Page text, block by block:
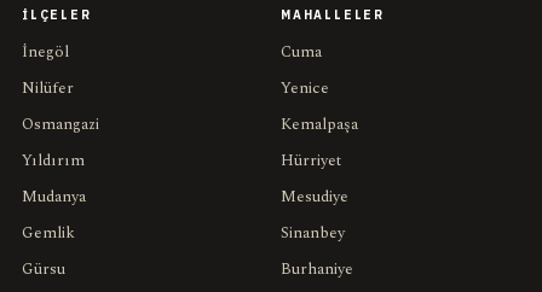
İLÇELER
İnegöl
Nilüfer
Osmangazi
Yıldırım
Mudanya
Gemlik
Gürsu
MAHALLELER
Cuma
Yenice
Kemalpaşa
Hürriyet
Mesudiye
Sinanbey
Burhaniye